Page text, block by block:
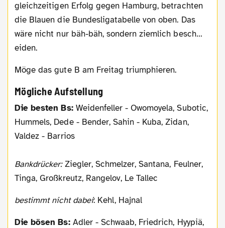
gleichzeitigen Erfolg gegen Hamburg, betrachten
die Blauen die Bundesligatabelle von oben. Das
wäre nicht nur bäh-bäh, sondern ziemlich besch…
eiden.
Möge das gute B am Freitag triumphieren.
Mögliche Aufstellung
Die besten Bs:Weidenfeller - Owomoyela, Subotic,
Hummels, Dede - Bender, Sahin - Kuba, Zidan,
Valdez - Barrios
Bankdrücker:Ziegler, Schmelzer, Santana, Feulner,
Tinga, Großkreutz, Rangelov, Le Tallec
bestimmt nicht dabei: Kehl, Hajnal
Die bösen Bs: Adler - Schwaab, Friedrich, Hyypiä,